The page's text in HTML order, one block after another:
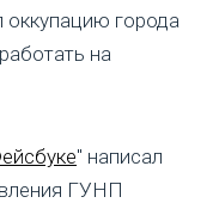
города
на
" написал
ГУНП